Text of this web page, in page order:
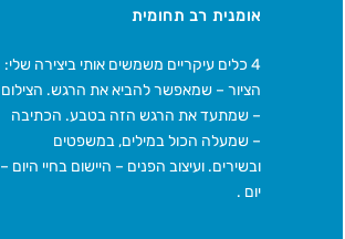
אומנית רב תחומית
4 כלים עיקריים משמשים אותי ביצירה שלי:
הציור – שמאפשר להביא את הרגש. הצילום
– שמתעד את הרגש הזה בטבע. הכתיבה
– שמעלה הכול במילים, במשפטים
ובשירים. ועיצוב הפנים – היישום בחיי היום –
יום .